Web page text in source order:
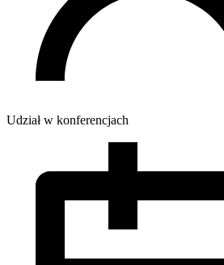
Udział w konferencjach